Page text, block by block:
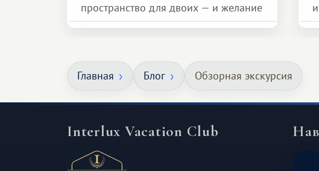
пространство для двоих — и желание
сделать для близкого человека что-то
масштабное, но тёплое
и запоминающееся :)
Главная Блог Обзорная экскурсия
Interlux Vacation Club